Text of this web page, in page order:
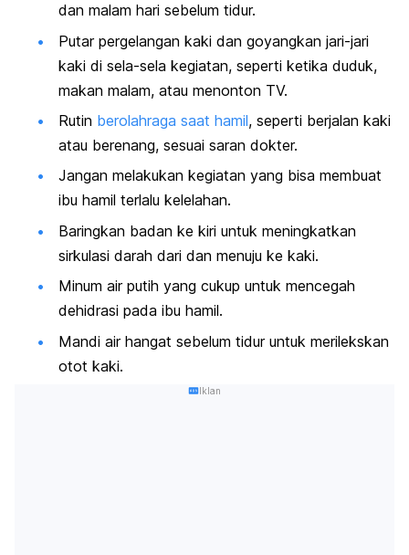
dan malam hari sebelum tidur.
Putar pergelangan kaki dan goyangkan jari-jari
kaki di sela-sela kegiatan, seperti ketika duduk,
makan malam, atau menonton TV.
Rutin berolahraga saat hamil, seperti berjalan kaki
atau berenang, sesuai saran dokter.
Jangan melakukan kegiatan yang bisa membuat
ibu hamil terlalu kelelahan.
Baringkan badan ke kiri untuk meningkatkan
sirkulasi darah dari dan menuju ke kaki.
Minum air putih yang cukup untuk mencegah
dehidrasi pada ibu hamil.
Mandi air hangat sebelum tidur untuk merilekskan
otot kaki.
Iklan